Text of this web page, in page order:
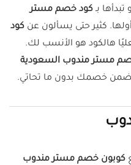
تبدأها بـكود خصم مستر
كود
هالكود هو الأنسب لك.
مستر مندوب السعودية
خصمك بدون ما تحاتي.
كوبون خصم مستر مندوب